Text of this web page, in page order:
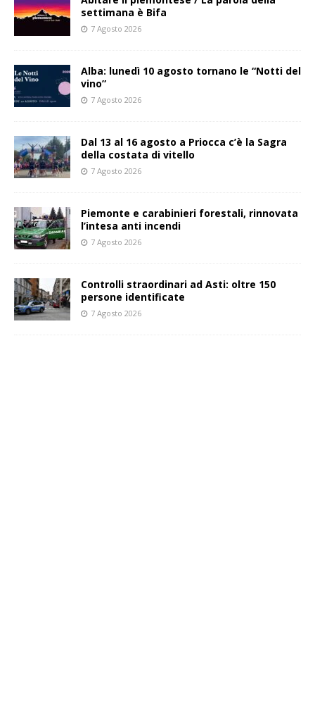
settimana è Bifa
7 Agosto 2026
Alba: lunedì 10 agosto tornano le “Notti del
vino”
7 Agosto 2026
Dal 13 al 16 agosto a Priocca c’è la Sagra
della costata di vitello
7 Agosto 2026
Piemonte e carabinieri forestali, rinnovata
l’intesa anti incendi
7 Agosto 2026
Controlli straordinari ad Asti: oltre 150
persone identificate
7 Agosto 2026